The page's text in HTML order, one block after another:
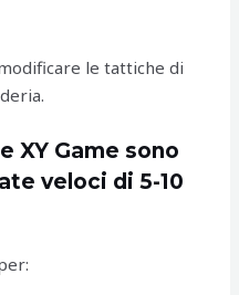
le tattiche di
XY Game sono
veloci di 5-10